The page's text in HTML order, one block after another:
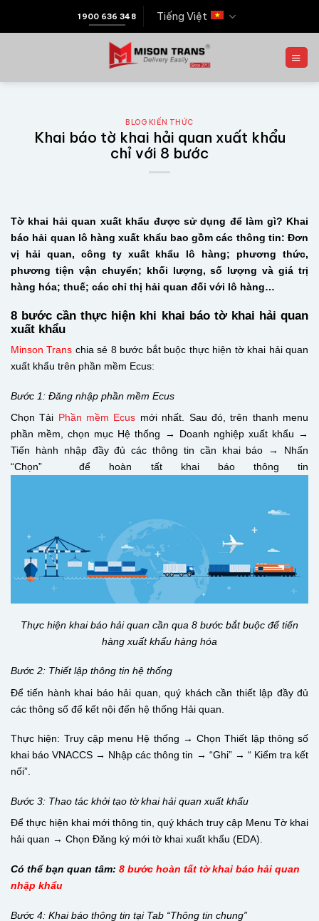
1900 636 348 Tiếng Việt
BLOG KIẾN THỨC
Khai báo tờ khai hải quan xuất khẩu
chỉ với 8 bước
Tờ khai hải quan xuất khẩu được sử dụng để làm gì? Khai
báo hải quan lô hàng xuất khẩu bao gồm các thông tin: Đơn
vị hải quan, công ty xuất khẩu lô hàng; phương thức,
phương tiện vận chuyển; khối lượng, số lượng và giá trị
hàng hóa; thuế; các chỉ thị hải quan đối với lô hàng…
8 bước cần thực hiện khi khai báo tờ khai hải quan
xuất khẩu
Minson Trans chia sẻ 8 bước bắt buộc thực hiện tờ khai hải quan
xuất khẩu trên phần mềm Ecus:
Bước 1: Đăng nhập phần mềm Ecus
Chọn Tải Phần mềm Ecus mới nhất. Sau đó, trên thanh menu
phần mềm, chọn mục Hệ thống → Doanh nghiệp xuất khẩu →
Tiến hành nhập đầy đủ các thông tin cần khai báo → Nhấn
“Chọn” để hoàn tất khai báo thông tin
Thực hiện khai báo hải quan cần qua 8 bước bắt buộc để tiến
hàng xuất khẩu hàng hóa
Bước 2: Thiết lập thông tin hệ thống
Để tiến hành khai báo hải quan, quý khách cần thiết lập đầy đủ
các thông số để kết nội đến hệ thống Hải quan.
Thực hiện: Truy cập menu Hệ thống → Chọn Thiết lập thông số
khai báo VNACCS → Nhập các thông tin → “Ghi” → “ Kiểm tra kết
nối”.
Bước 3: Thao tác khởi tạo tờ khai hải quan xuất khẩu
Để thực hiện khai mới thông tin, quý khách truy cập Menu Tờ khai
hải quan → Chọn Đăng ký mới tờ khai xuất khẩu (EDA).
Có thể bạn quan tâm: 8 bước hoàn tất tờ khai báo hải quan
nhập khẩu
Bước 4: Khai báo thông tin tại Tab “Thông tin chung”